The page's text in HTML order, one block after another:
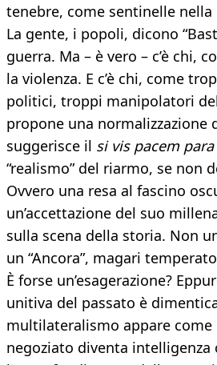
tenebre, come sentinelle nella
La gente, i popoli, dicono
guerra. Ma – è vero – c’è chi,
la violenza. E c’è chi, come
politici, troppi manipolatori
propone una normalizzazione
suggerisce il si vis pacem
“realismo” del riarmo, se non
Ovvero una resa al fascino
un’accettazione del suo
sulla scena della storia. Non
un “Ancora”, magari
È forse un’esagerazione?
unitiva del passato è
multilateralismo appare come
negoziato diventa intelligenza